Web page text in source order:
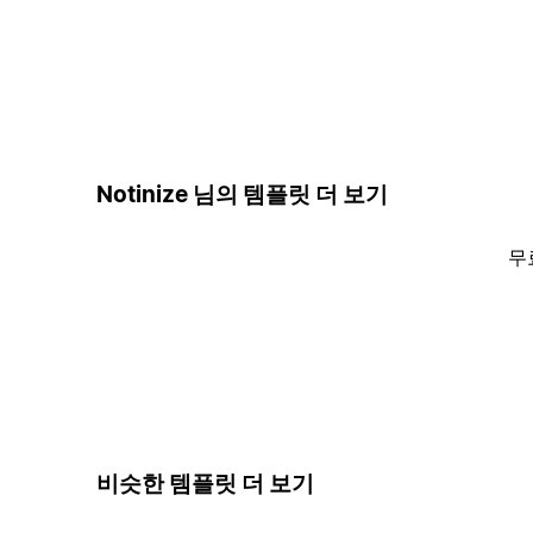
Notinize 님의 템플릿 더 보기
무
비슷한 템플릿 더 보기